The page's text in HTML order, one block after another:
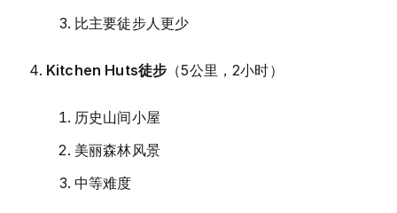
比主要徒步人更少
Kitchen Huts徒步 （5公里，2小时）
历史山间小屋
美丽森林风景
中等难度